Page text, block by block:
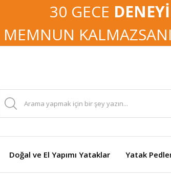
30 GECE
MEMNUN
Doğal ve El Yapımı Yataklar Yatak